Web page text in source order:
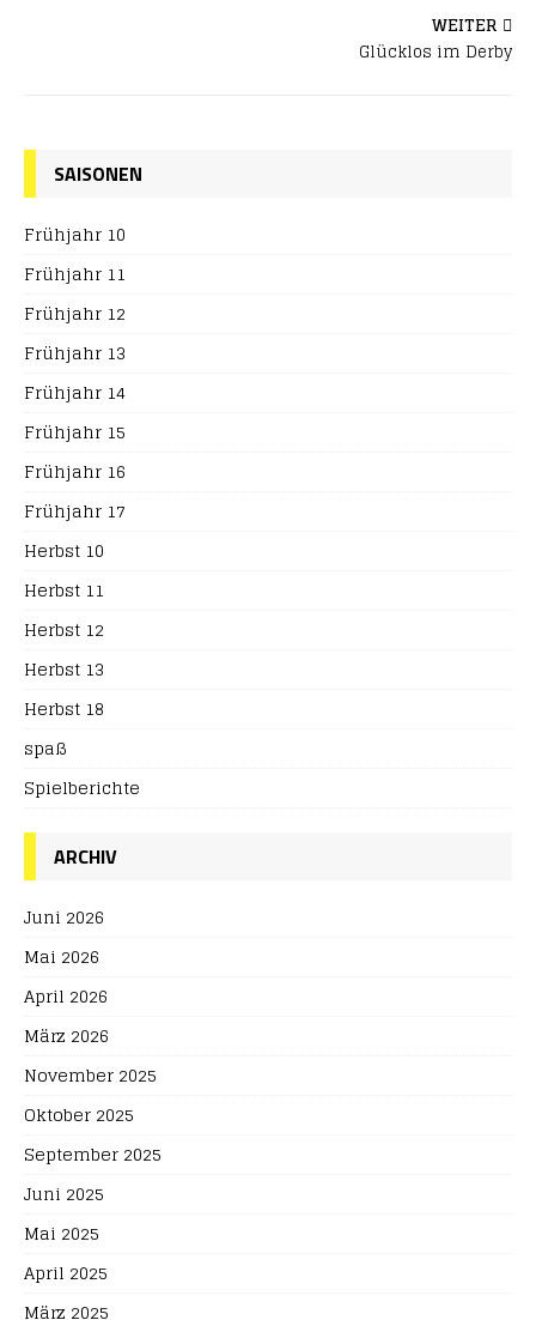
WEITER
Glücklos im Derby
SAISONEN
Frühjahr 10
Frühjahr 11
Frühjahr 12
Frühjahr 13
Frühjahr 14
Frühjahr 15
Frühjahr 16
Frühjahr 17
Herbst 10
Herbst 11
Herbst 12
Herbst 13
Herbst 18
spaß
Spielberichte
ARCHIV
Juni 2026
Mai 2026
April 2026
März 2026
November 2025
Oktober 2025
September 2025
Juni 2025
Mai 2025
April 2025
März 2025